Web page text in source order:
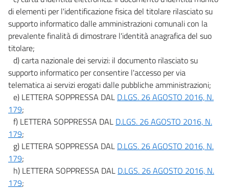
Sezione I
Dati delle pubbliche amministrazioni
50
50 ter
50 quater
51
53
54
56
di elementi per l'identificazione fisica del titolare rilasciato su
supporto informatico dalle amministrazioni comunali con la
prevalente finalità di dimostrare l'identità anagrafica del suo
titolare;
d) carta nazionale dei servizi: il documento rilasciato su
supporto informatico per consentire l'accesso per via
telematica ai servizi erogati dalle pubbliche amministrazioni;
e) LETTERA SOPPRESSA DAL D.LGS. 26 AGOSTO 2016, N.
179;
f) LETTERA SOPPRESSA DAL D.LGS. 26 AGOSTO 2016, N.
179;
g) LETTERA SOPPRESSA DAL D.LGS. 26 AGOSTO 2016, N.
179;
h) LETTERA SOPPRESSA DAL D.LGS. 26 AGOSTO 2016, N.
179;